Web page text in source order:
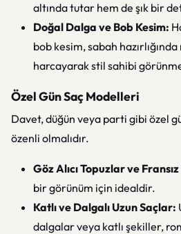
altında tutar hem de şık bir
Doğal Dalga ve Bob Kesim:
bob kesim, sabah
harcayarak stil sahibi
Özel Gün Saç Modelleri
Davet, düğün veya parti gibi özel
özenli olmalıdır.
Göz Alıcı Topuzlar ve
bir görünüm için idealdir.
Katlı ve Dalgalı Uzun Saçlar:
dalgalar veya katlı şekiller,